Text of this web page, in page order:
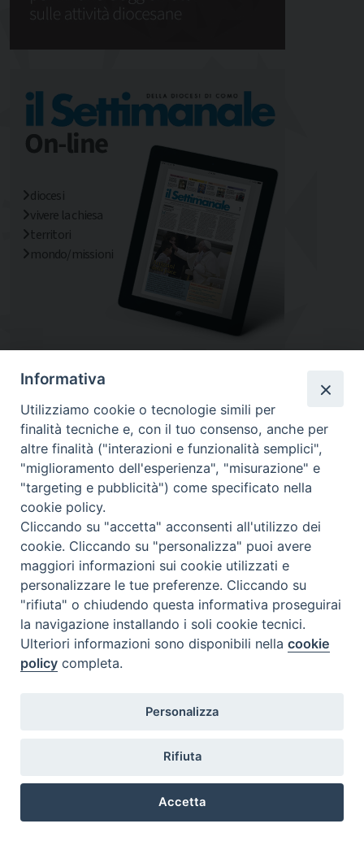
diocesi
vivere la chiesa
territori
mondo/missioni
Diocesi
di Como
Diocesi di Como | piazza Grimoldi, 5
Riproduzione solo con permesso.
Iscriviti alla Newsletter
Informativa
Utilizziamo cookie o tecnologie simili per
finalità tecniche e, con il tuo consenso, anche per
altre finalità ("interazioni e funzionalità semplici",
"miglioramento dell'esperienza", "misurazione" e
"targeting e pubblicità") come specificato nella
cookie policy.
Cliccando su "accetta" acconsenti all'utilizzo dei
cookie. Cliccando su "personalizza" puoi avere
maggiori informazioni sui cookie utilizzati e
personalizzare le tue preferenze. Cliccando su
"rifiuta" o chiudendo questa informativa proseguirai
la navigazione installando i soli cookie tecnici.
Ulteriori informazioni sono disponibili nellacookie
policy completa.
Personalizza
Rifiuta
Accetta